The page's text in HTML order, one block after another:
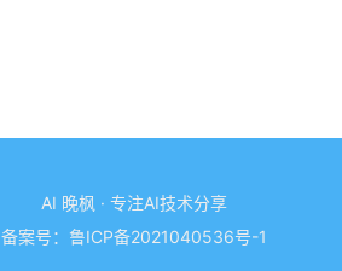
AI 晚枫 · 专注AI技术分享
备案号： 鲁ICP备2021040536号-1